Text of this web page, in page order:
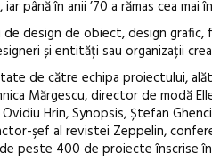
până în anii ’70 a rămas cea mai
design de obiect, design
și entități sau organizații
de către echipa proiectului,
Mărgescu, director de modă
Hrin, Synopsis, Ștefan
şef al revistei Zeppelin,
peste 400 de proiecte înscrise